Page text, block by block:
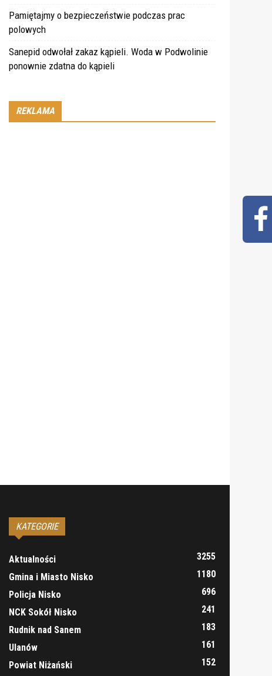
Pamiętajmy o bezpieczeństwie podczas prac
polowych
Sanepid odwołał zakaz kąpieli. Woda w Podwolinie
ponownie zdatna do kąpieli
REKLAMA
KATEGORIE
Aktualności
3255
Gmina i Miasto Nisko
1180
Policja Nisko
696
NCK Sokół Nisko
241
Rudnik nad Sanem
183
Ulanów
161
Powiat Niżański
152